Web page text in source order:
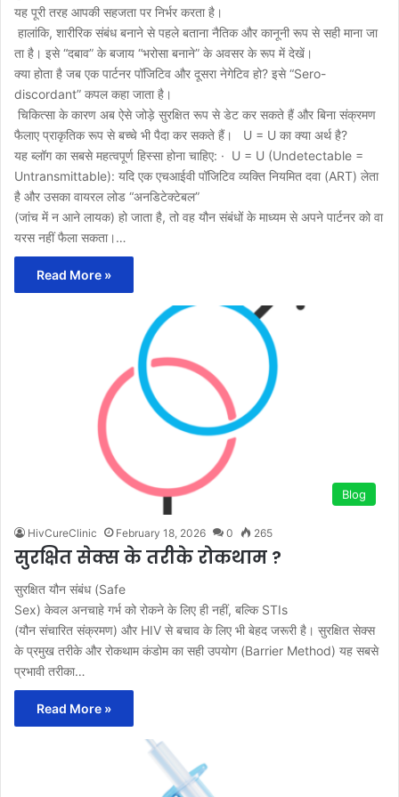
यह पूरी तरह आपकी सहजता पर निर्भर करता है।
हालांकि, शारीरिक संबंध बनाने से पहले बताना नैतिक और कानूनी रूप से सही माना जा
ता है। इसे “दबाव” के बजाय “भरोसा बनाने” के अवसर के रूप में देखें।
क्या होता है जब एक पार्टनर पॉजिटिव और दूसरा नेगेटिव हो? इसे “Sero-
discordant” कपल कहा जाता है।
चिकित्सा के कारण अब ऐसे जोड़े सुरक्षित रूप से डेट कर सकते हैं और बिना संक्रमण
फैलाए प्राकृतिक रूप से बच्चे भी पैदा कर सकते हैं। U = U का क्या अर्थ है?
यह ब्लॉग का सबसे महत्वपूर्ण हिस्सा होना चाहिए: · U = U (Undetectable =
Untransmittable): यदि एक एचआईवी पॉजिटिव व्यक्ति नियमित दवा (ART) लेता
है और उसका वायरल लोड “अनडिटेक्टेबल”
(जांच में न आने लायक) हो जाता है, तो वह यौन संबंधों के माध्यम से अपने पार्टनर को वा
यरस नहीं फैला सकता।…
Read More »
Blog
HivCureClinic February 18, 2026 0 265
सुरक्षित सेक्स के तरीके रोकथाम ?
सुरक्षित यौन संबंध (Safe
Sex) केवल अनचाहे गर्भ को रोकने के लिए ही नहीं, बल्कि STIs
(यौन संचारित संक्रमण) और HIV से बचाव के लिए भी बेहद जरूरी है। सुरक्षित सेक्स
के प्रमुख तरीके और रोकथाम कंडोम का सही उपयोग (Barrier Method) यह सबसे
प्रभावी तरीका…
Read More »